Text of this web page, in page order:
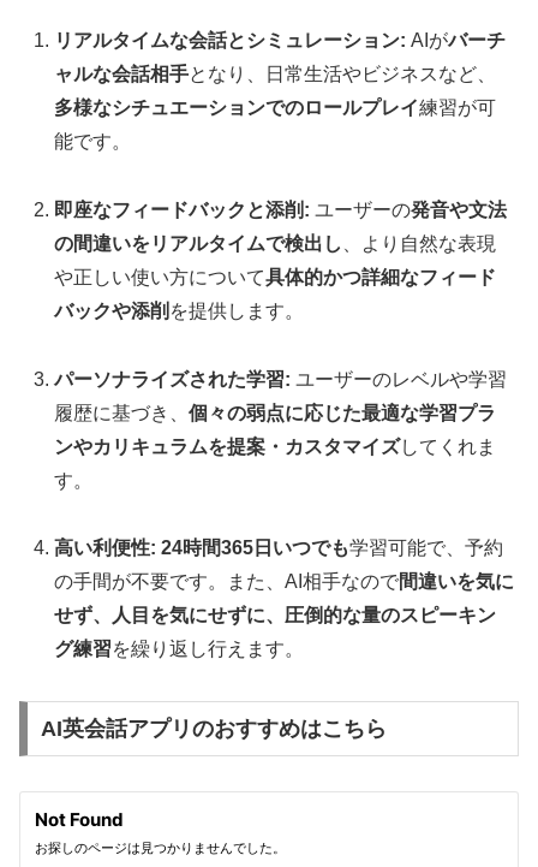
リアルタイムな会話とシミュレーション: AIがバーチ
ャルな会話相手となり、日常生活やビジネスなど、
多様なシチュエーションでのロールプレイ練習が可
能です。
即座なフィードバックと添削: ユーザーの発音や文法
の間違いをリアルタイムで検出し
、より自然な表現
や正しい使い方について具体的かつ詳細なフィード
バックや添削 を提供します。
パーソナライズされた学習: ユーザーのレベルや学習
履歴に基づき、個々の弱点に応じた最適な学習プラ
ンやカリキュラムを提案・カスタマイズしてくれま
す。
高い利便性: 24時間365日いつでも学習可能で、予約
の手間が不要です。また、AI相手なので間違いを気に
せず、人目を気にせずに、圧倒的な量のスピーキン
グ練習を繰り返し行えます。
AI英会話アプリのおすすめはこちら